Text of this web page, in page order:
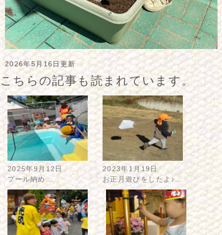
2026年5月16日更新
こちらの記事も読まれています。
2025年9月12日
プール納め…
2023年1月19日
お正月遊びをしたよ♪…